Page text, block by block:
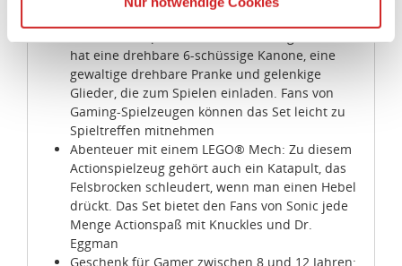
Die USA ist ein Drittland, dass nicht von einem
Kommission erfasst wird, und daher kein angemessenes
Schutzniveau für personenbezogene Daten bietet. Durch
die Verwendung von Standarddatenschutzklauseln in
Verbindung mit zusätzlichen Maßnahmen zur Sicherung
eines angemessenen Schutzniveaus, garantieren wir,
dass die Datenschutzvorgaben der EU auch bei der
Verarbeitung von Daten in den USA eingehalten werden.
Sie können die Cookie-Einwilligung jederzeit links unten
auf Ihrem Bildschirm anpassen und damit widerrufen.
hat eine drehbare 6-schüssige Kanone, eine
gewaltige drehbare Pranke und gelenkige
Glieder, die zum Spielen einladen. Fans von
Gaming-Spielzeugen können das Set leicht zu
Spieltreffen mitnehmen
Abenteuer mit einem LEGO® Mech: Zu diesem
Actionspielzeug gehört auch ein Katapult, das
Felsbrocken schleudert, wenn man einen Hebel
drückt. Das Set bietet den Fans von Sonic jede
Menge Actionspaß mit Knuckles und Dr.
Eggman
Geschenk für Gamer zwischen 8 und 12 Jahren: